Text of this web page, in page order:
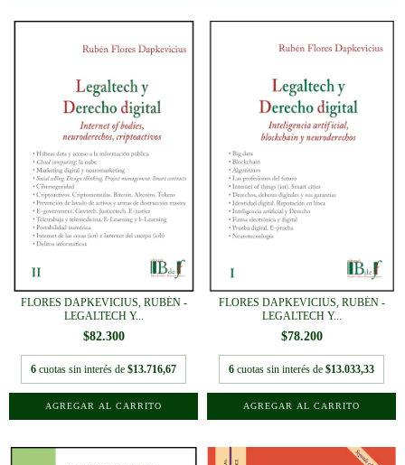
FLORES DAPKEVICIUS, RUBÉN -
LEGALTECH Y...
$82.300
6 cuotas sin interés de $13.716,67
FLORES DAPKEVICIUS, RUBÉN -
LEGALTECH Y...
$78.200
6 cuotas sin interés de $13.033,33